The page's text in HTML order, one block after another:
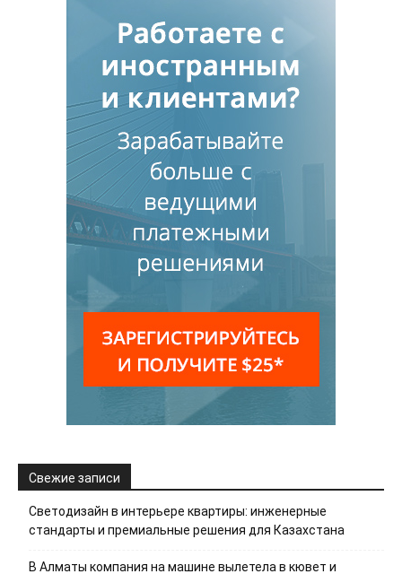
Свежие записи
Светодизайн в интерьере квартиры: инженерные
стандарты и премиальные решения для Казахстана
В Алматы компания на машине вылетела в кювет и